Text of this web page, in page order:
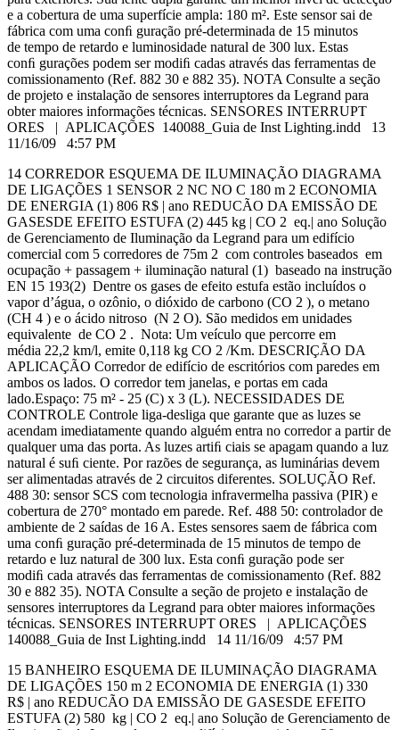
e a cobertura de uma superfície ampla: 180 m². Este sensor sai de
fábrica com uma conﬁ guração pré-determinada de 15 minutos
de tempo de retardo e luminosidade natural de 300 lux. Estas
conﬁ gurações podem ser modiﬁ cadas através das ferramentas de
comissionamento (Ref. 882 30 e 882 35). NOTA Consulte a seção
de projeto e instalação de sensores interruptores da Legrand para
obter maiores informações técnicas. SENSORES INTERRUPT
ORES | APLICAÇÕES 140088_Guia de Inst Lighting.indd 13
11/16/09 4:57 PM
14 CORREDOR ESQUEMA DE ILUMINAÇÃO DIAGRAMA
DE LIGAÇÕES 1 SENSOR 2 NC NO C 180 m 2 ECONOMIA
DE ENERGIA (1) 806 R$ | ano REDUCÃO DA EMISSÃO DE
GASESDE EFEITO ESTUFA (2) 445 kg | CO 2 eq.| ano Solução
de Gerenciamento de Iluminação da Legrand para um edifício
comercial com 5 corredores de 75m 2 com controles baseados em
ocupação + passagem + iluminação natural (1) baseado na instrução
EN 15 193(2) Dentre os gases de efeito estufa estão incluídos o
vapor d’água, o ozônio, o dióxido de carbono (CO 2 ), o metano
(CH 4 ) e o ácido nitroso (N 2 O). São medidos em unidades
equivalente de CO 2 . Nota: Um veículo que percorre em
média 22,2 km/l, emite 0,118 kg CO 2 /Km. DESCRIÇÃO DA
APLICAÇÃO Corredor de edifício de escritórios com paredes em
ambos os lados. O corredor tem janelas, e portas em cada
lado.Espaço: 75 m² - 25 (C) x 3 (L). NECESSIDADES DE
CONTROLE Controle liga-desliga que garante que as luzes se
acendam imediatamente quando alguém entra no corredor a partir de
qualquer uma das porta. As luzes artiﬁ ciais se apagam quando a luz
natural é suﬁ ciente. Por razões de segurança, as luminárias devem
ser alimentadas através de 2 circuitos diferentes. SOLUÇÃO Ref.
488 30: sensor SCS com tecnologia infravermelha passiva (PIR) e
cobertura de 270° montado em parede. Ref. 488 50: controlador de
ambiente de 2 saídas de 16 A. Estes sensores saem de fábrica com
uma conﬁ guração pré-determinada de 15 minutos de tempo de
retardo e luz natural de 300 lux. Esta conﬁ guração pode ser
modiﬁ cada através das ferramentas de comissionamento (Ref. 882
30 e 882 35). NOTA Consulte a seção de projeto e instalação de
sensores interruptores da Legrand para obter maiores informações
técnicas. SENSORES INTERRUPT ORES | APLICAÇÕES
140088_Guia de Inst Lighting.indd 14 11/16/09 4:57 PM
15 BANHEIRO ESQUEMA DE ILUMINAÇÃO DIAGRAMA
DE LIGAÇÕES 150 m 2 ECONOMIA DE ENERGIA (1) 330
R$ | ano REDUCÃO DA EMISSÃO DE GASESDE EFEITO
ESTUFA (2) 580 kg | CO 2 eq.| ano Solução de Gerenciamento de